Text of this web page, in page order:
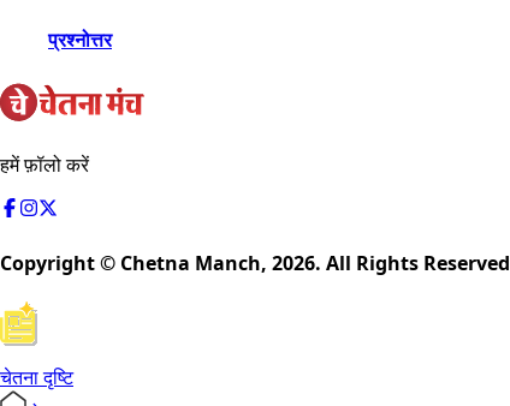
प्रश्नोत्तर
हमें फ़ॉलो करें
Copyright © Chetna Manch, 2026. All Rights Reserved
चेतना दृष्टि